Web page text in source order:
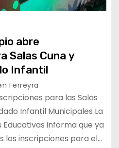
abre
Salas Cuna y
Infantil
Ferreyra
para las Salas
Infantil Municipales La
informa que ya
las inscripciones para el…